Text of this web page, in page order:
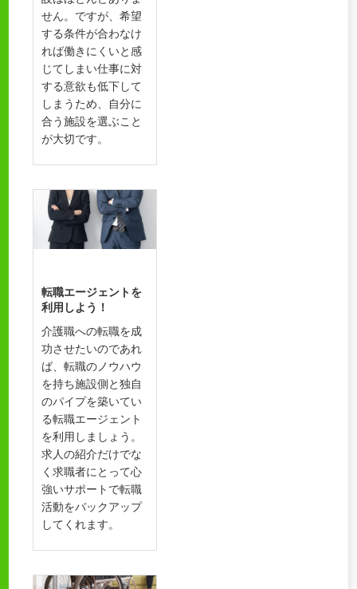
せん。ですが、希望
する条件が合わなけ
れば働きにくいと感
じてしまい仕事に対
する意欲も低下して
しまうため、自分に
合う施設を選ぶこと
が大切です。
転職エージェントを
利用しよう！
介護職への転職を成
功させたいのであれ
ば、転職のノウハウ
を持ち施設側と独自
のパイプを築いてい
る転職エージェント
を利用しましょう。
求人の紹介だけでな
く求職者にとって心
強いサポートで転職
活動をバックアップ
してくれます。